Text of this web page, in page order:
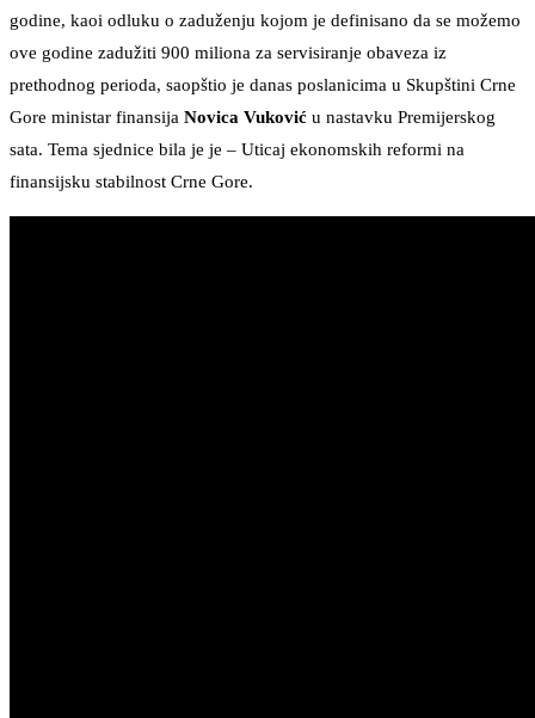
godine, kaoi odluku o zaduženju kojom je definisano da se možemo
ove godine zadužiti 900 miliona za servisiranje obaveza iz
prethodnog perioda, saopštio je danas poslanicima u Skupštini Crne
Gore ministar finansija Novica Vuković u nastavku Premijerskog
sata. Tema sjednice bila je je – Uticaj ekonomskih reformi na
finansijsku stabilnost Crne Gore.